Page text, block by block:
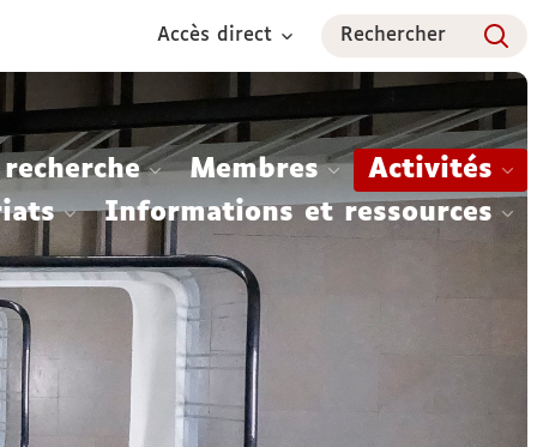
Accès direct Rechercher
Membres
Activités
Informations et ressources